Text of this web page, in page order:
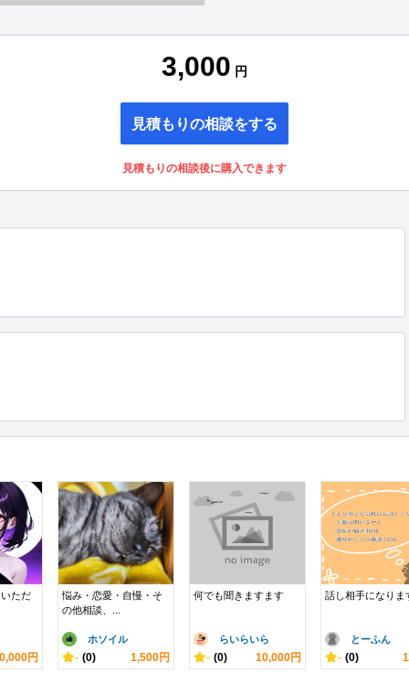
3,000 円
見積もりの相談をする
見積もりの相談後に購入できます
ただ
円
悩み・恋愛・自慢・そ
の他相談、...
ホソイル
- (0) 1,500円
何でも聞きますます
らいらいら
- (0) 10,000円
話し相手になりま
とーふん
- (0)